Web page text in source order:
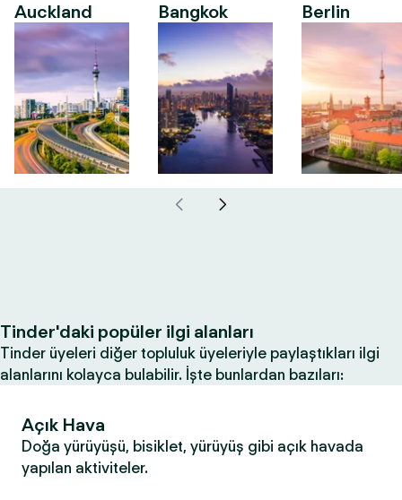
Auckland Bangkok Berlin
Tinder'daki popüler ilgi alanları
Tinder üyeleri diğer topluluk üyeleriyle paylaştıkları ilgi
alanlarını kolayca bulabilir. İşte bunlardan bazıları:
Açık Hava
Doğa yürüyüşü, bisiklet, yürüyüş gibi açık havada
yapılan aktiviteler.